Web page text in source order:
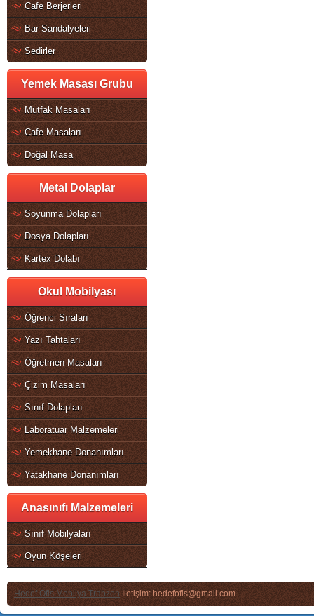
Cafe Berjerleri
Bar Sandalyeleri
Sedirler
Yemek Masası Grubu
Mutfak Masaları
Cafe Masaları
Doğal Masa
Metal Dolaplar
Soyunma Dolapları
Dosya Dolapları
Kartex Dolabı
Okul Mobilyası
Öğrenci Sıraları
Yazı Tahtaları
Öğretmen Masaları
Çizim Masaları
Sınıf Dolapları
Laboratuar Malzemeleri
Yemekhane Donanımları
Yatakhane Donanımları
Anasınıfı Malzemeleri
Sınıf Mobilyaları
Oyun Köşeleri
Hedef Ofis Mobilya Trabzonİletişim: hedefofis@gmail.com